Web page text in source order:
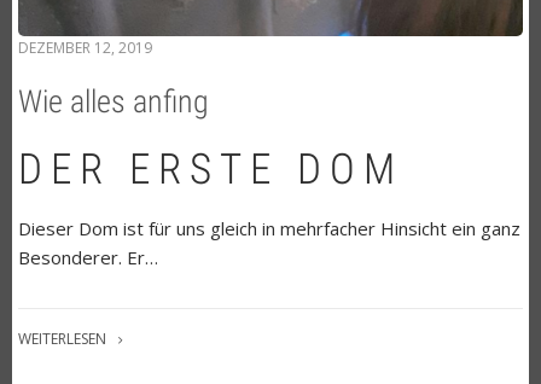
DEZEMBER 12, 2019
Wie alles anfing
DER ERSTE DOM
Dieser Dom ist für uns gleich in mehrfacher Hinsicht ein ganz
Besonderer. Er…
WEITERLESEN